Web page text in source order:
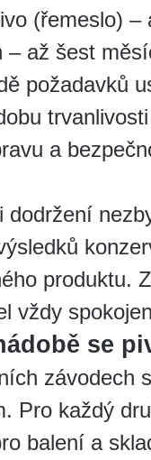
(řemeslo) –
– až šest
požadavků
a
dodržení
produktu.
vždy
se
závodech
Pro každý
balení a